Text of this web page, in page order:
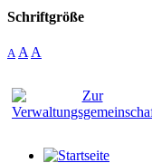
Schriftgröße
A A A